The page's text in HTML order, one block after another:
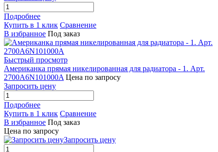
Подробнее
Купить в 1 клик Сравнение
В избранное Под заказ
Быстрый просмотр
Американка прямая никелированная для радиатора - 1. Арт.
2700A6N101000A Цена по запросу
Запросить цену
Подробнее
Купить в 1 клик Сравнение
В избранное Под заказ
Цена по запросу
Запросить цену